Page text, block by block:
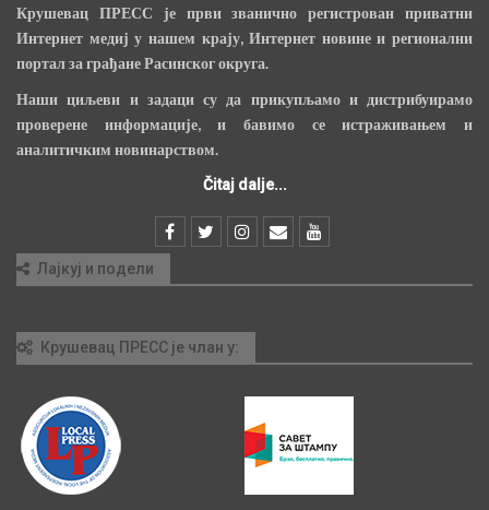
Крушевац ПРЕСС је први званично регистрован приватни
Интернет медиј у нашем крају, Интернет новине и регионални
портал за грађане Расинског округа.
Наши циљеви и задаци су да прикупљамо и дистрибуирамо
проверене информације, и бавимо се истраживањем и
аналитичким новинарством.
Čitaj dalje...
Лајкуј и подели
Крушевац ПРЕСС је члан у: